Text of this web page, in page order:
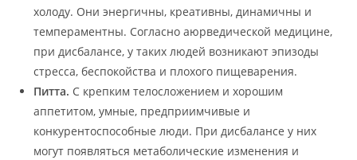
холоду. Они энергичны, креативны, динамичны и
темпераментны. Согласно аюрведической медицине,
при дисбалансе, у таких людей возникают эпизоды
стресса, беспокойства и плохого пищеварения.
Питта. С крепким телосложением и хорошим
аппетитом, умные, предприимчивые и
конкурентоспособные люди. При дисбалансе у них
могут появляться метаболические изменения и